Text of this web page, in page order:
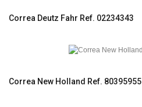
Correa Deutz Fahr Ref. 02234343
Correa New Holland Ref. 80395955